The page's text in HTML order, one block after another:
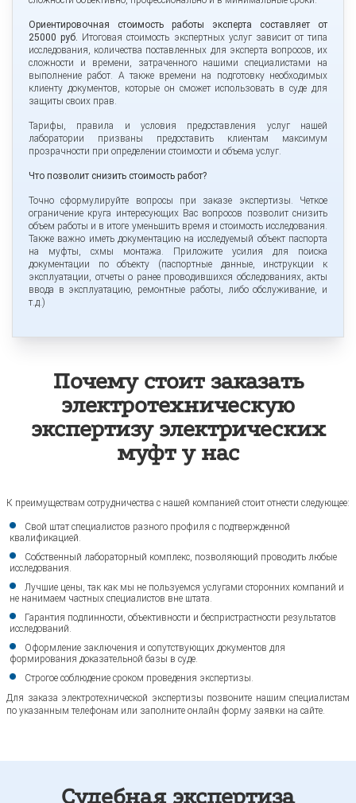
Ориентировочная стоимость работы эксперта составляет от
25000 руб.
Итоговая стоимость экспертных услуг зависит от типа
исследования, количества поставленных для эксперта вопросов, их
сложности и времени, затраченного нашими специалистами на
выполнение работ. А также времени на подготовку необходимых
клиенту документов, которые он сможет использовать в суде для
защиты своих прав.
Тарифы, правила и условия предоставления услуг нашей
лаборатории призваны предоставить клиентам максимум
прозрачности при определении стоимости и объема услуг.
Что позволит снизить стоимость работ?
Точно сформулируйте вопросы при заказе экспертизы. Четкое
ограничение круга интересующих Вас вопросов позволит снизить
объем работы и в итоге уменьшить время и стоимость исследования.
Также важно иметь документацию на исследуемый объект паспорта
на муфты, схмы монтажа. Приложите усилия для поиска
документации по объекту (паспортные данные, инструкции к
эксплуатации, отчеты о ранее проводившихся обследованиях, акты
ввода в эксплуатацию, ремонтные работы, либо обслуживание, и
т.д.)
Почему стоит заказать
электротехническую
экспертизу электрических
муфт у нас
К преимуществам сотрудничества с нашей компанией стоит отнести следующее:
Свой штат специалистов разного профиля с подтвержденной
квалификацией.
Собственный лабораторный комплекс, позволяющий проводить любые
исследования.
Лучшие цены, так как мы не пользуемся услугами сторонних компаний и
не нанимаем частных специалистов вне штата.
Гарантия подлинности, объективности и беспристрастности результатов
исследований.
Оформление заключения и сопутствующих документов для
формирования доказательной базы в суде.
Строгое соблюдение сроком проведения экспертизы.
Для заказа электротехнической экспертизы позвоните нашим специалистам
по указанным телефонам или заполните онлайн форму заявки на сайте.
Судебная экспертиза